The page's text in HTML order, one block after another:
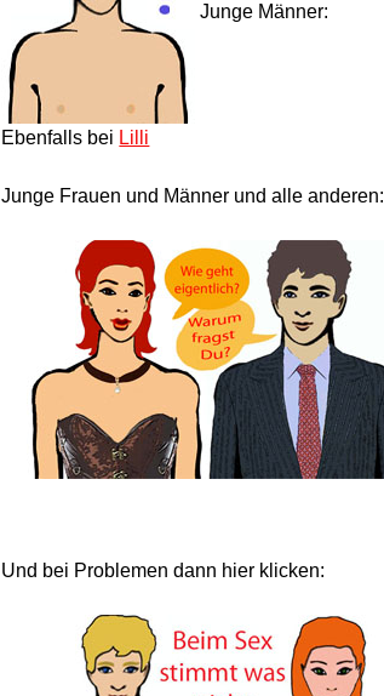
Junge Männer:
Ebenfalls bei Lilli
Junge Frauen und Männer und alle anderen:
Und bei Problemen dann hier klicken: